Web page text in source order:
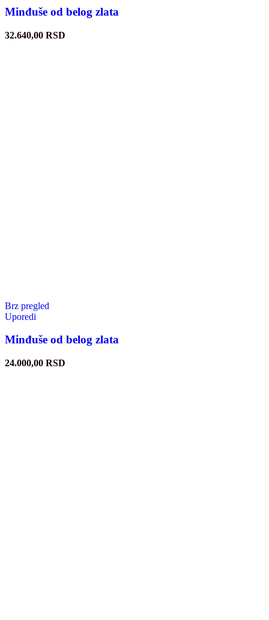
Minđuše od belog zlata
32.640,00 RSD
Brz pregled
Uporedi
Minđuše od belog zlata
24.000,00 RSD